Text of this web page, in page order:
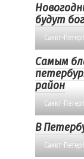
будут
Санкт-
Самым
район
Санкт-
В
Санкт-